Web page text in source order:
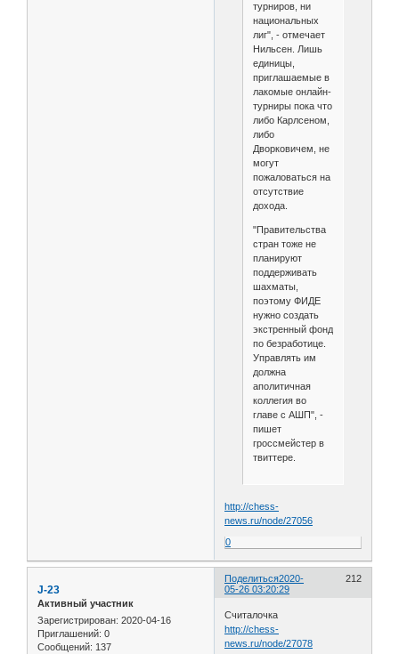
турниров, ни
национальных
лиг", - отмечает
Нильсен. Лишь
единицы,
приглашаемые в
лакомые онлайн-
турниры пока что
либо Карлсеном,
либо
Дворковичем, не
могут
пожаловаться на
отсутствие
дохода.
"Правительства
стран тоже не
планируют
поддерживать
шахматы,
поэтому ФИДЕ
нужно создать
экстренный фонд
по безработице.
Управлять им
должна
аполитичная
коллегия во
главе с АШП", -
пишет
гроссмейстер в
твиттере.
http://chess-
news.ru/node/27056
0
Поделиться 212
2020-
05-26 03:20:29
J-23
Активный участник
Зарегистрирован: 2020-04-16
Приглашений: 0
Сообщений: 137
Считалочка
http://chess-
news.ru/node/27078